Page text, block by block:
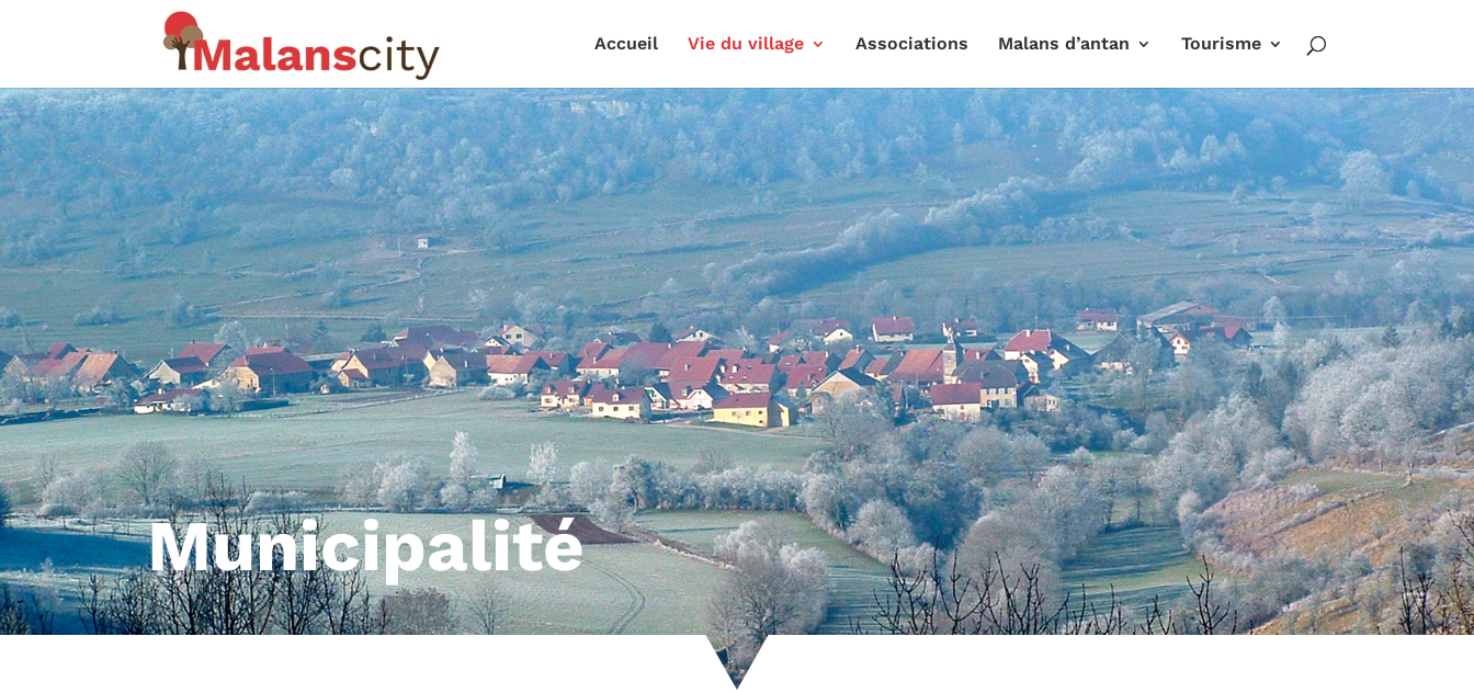
Accueil Vie du village Associations Malans d’antan Tourisme
Municipalité